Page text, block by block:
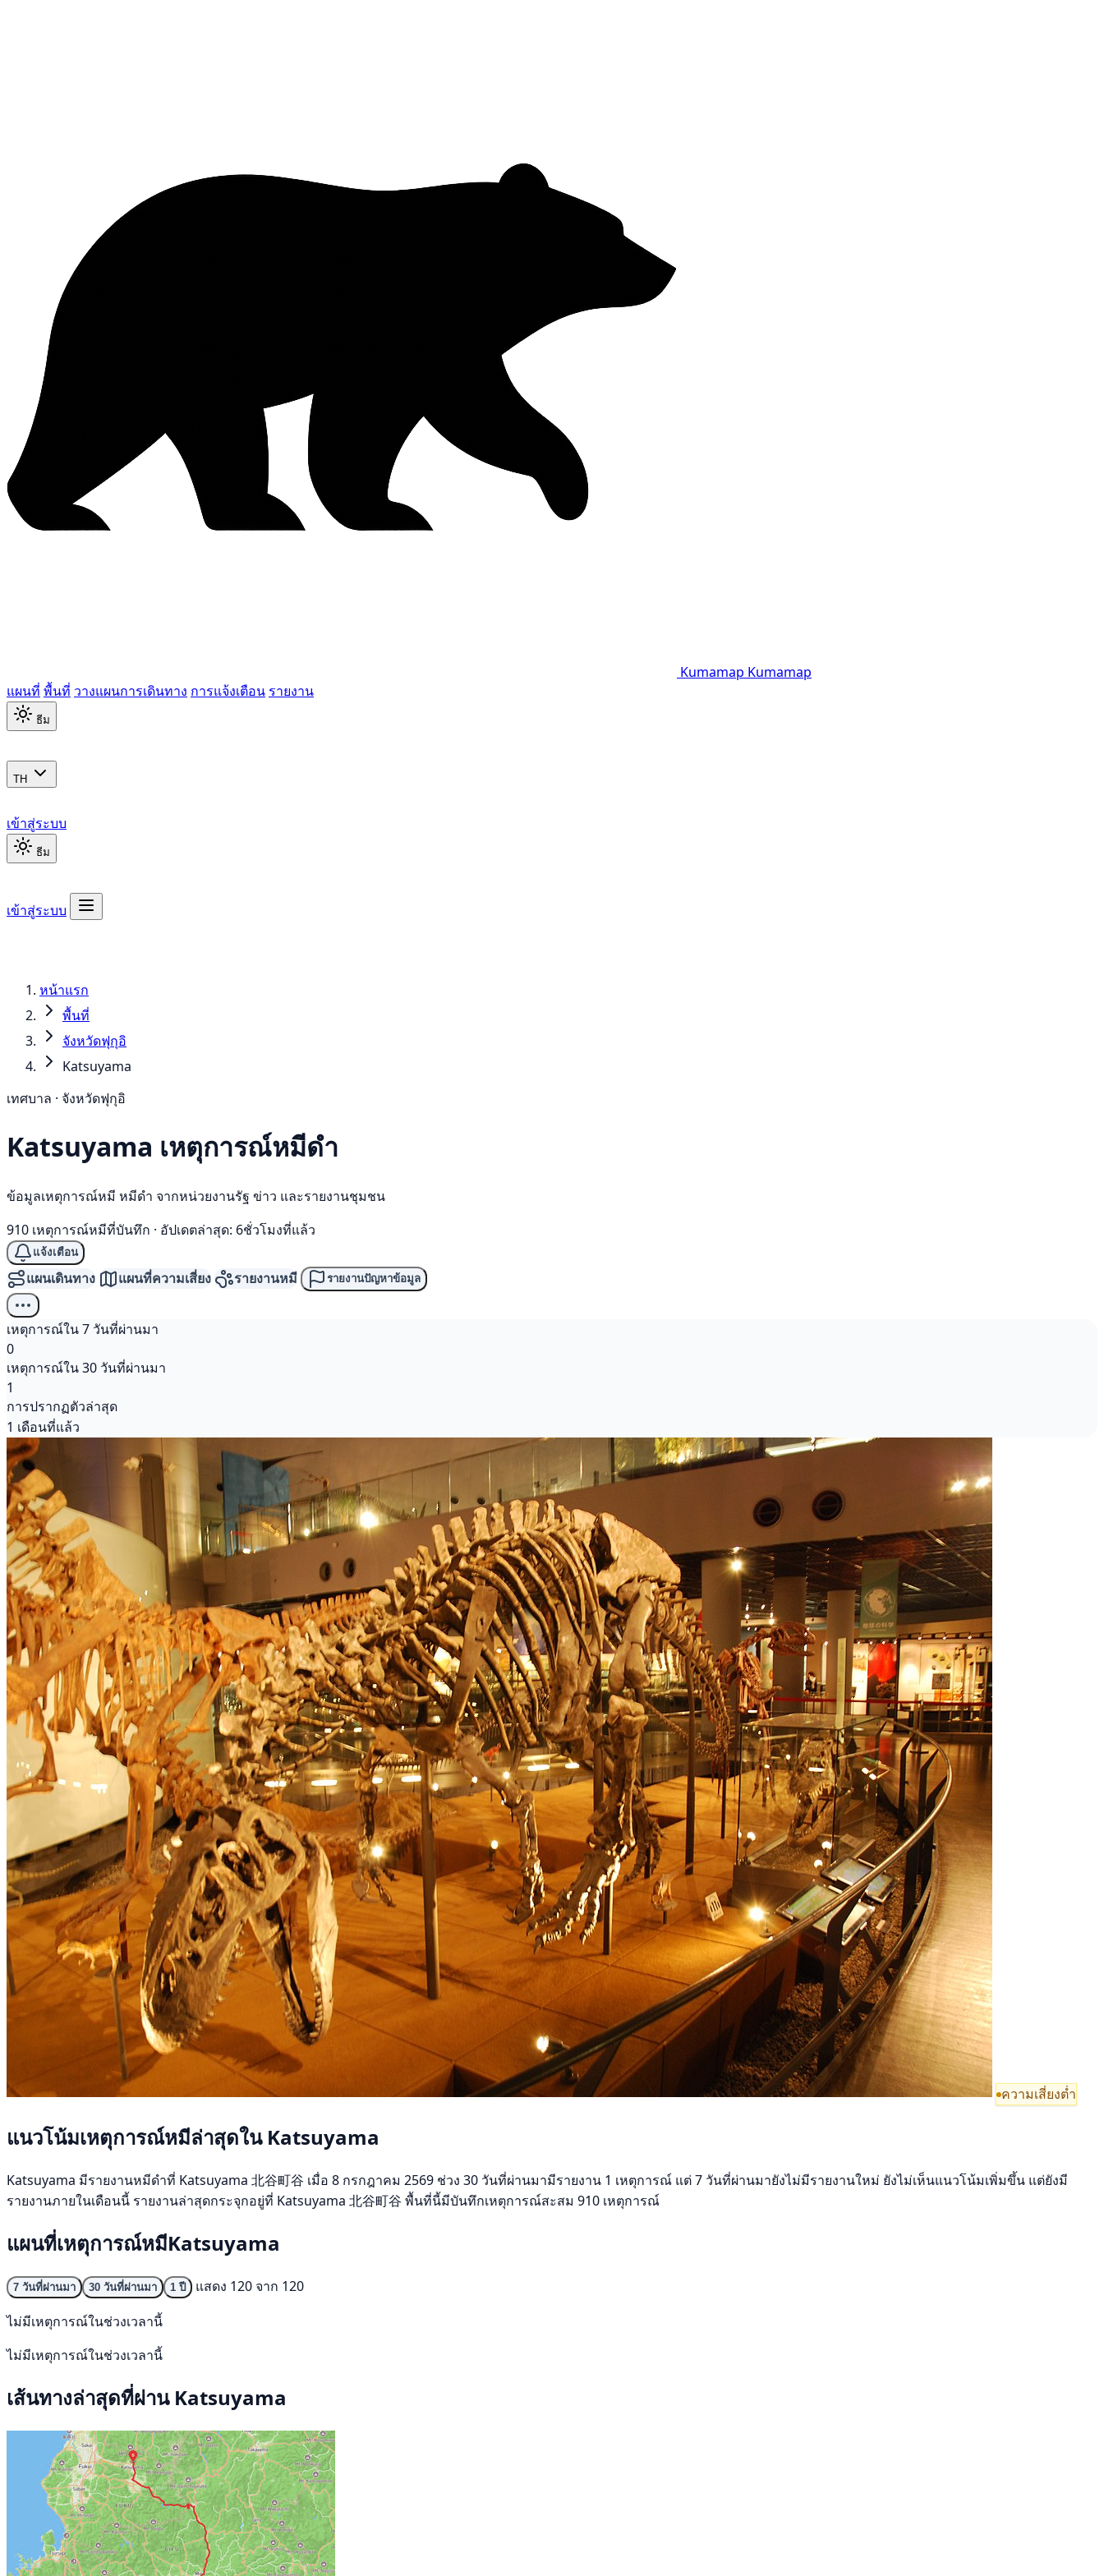
Kumamap Kumamap
แผนที่ พื้นที่ วางแผนการเดินทาง การแจ้งเตือน รายงาน
ธีม
TH
เข้าสู่ระบบ
ธีม
เข้าสู่ระบบ
หน้าแรก
พื้นที่
จังหวัดฟุกุอิ
Katsuyama
เทศบาล · จังหวัดฟุกุอิ
Katsuyama เหตุการณ์หมีดำ
ข้อมูลเหตุการณ์หมี หมีดำ จากหน่วยงานรัฐ ข่าว และรายงานชุมชน
910 เหตุการณ์หมีที่บันทึก · อัปเดตล่าสุด: 6ชั่วโมงที่แล้ว
แจ้งเตือน
แผนเดินทาง แผนที่ความเสี่ยง รายงานหมี รายงานปัญหาข้อมูล
เหตุการณ์ใน 7 วันที่ผ่านมา
0
เหตุการณ์ใน 30 วันที่ผ่านมา
1
การปรากฏตัวล่าสุด
1 เดือนที่แล้ว
ความเสี่ยงต่ำ
แนวโน้มเหตุการณ์หมีล่าสุดใน Katsuyama
Katsuyama มีรายงานหมีดำที่ Katsuyama 北谷町谷 เมื่อ 8 กรกฎาคม 2569 ช่วง 30 วันที่ผ่านมามีรายงาน 1 เหตุการณ์ แต่ 7 วันที่ผ่านมายังไม่มีรายงานใหม่ ยังไม่เห็นแนวโน้มเพิ่มขึ้น แต่ยังมี
รายงานภายในเดือนนี้ รายงานล่าสุดกระจุกอยู่ที่ Katsuyama 北谷町谷 พื้นที่นี้มีบันทึกเหตุการณ์สะสม 910 เหตุการณ์
แผนที่เหตุการณ์หมีKatsuyama
7 วันที่ผ่านมา 30 วันที่ผ่านมา 1 ปี
แสดง 120 จาก 120
ไม่มีเหตุการณ์ในช่วงเวลานี้
ไม่มีเหตุการณ์ในช่วงเวลานี้
เส้นทางล่าสุดที่ผ่าน Katsuyama